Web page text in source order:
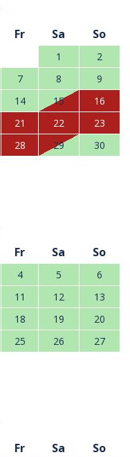
Fr Sa So
1
2
7 8
9
14 15
16
21 22
23
28 29
30
Fr Sa So
4 5
6
11 12
13
18 19
20
25 26
27
Fr Sa So